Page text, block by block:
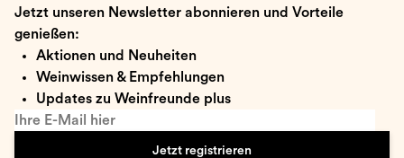
Jetzt unseren Newsletter abonnieren und Vorteile
genießen:
Aktionen und Neuheiten
Weinwissen & Empfehlungen
Updates zu Weinfreunde plus
Ihre E-Mail hier
Jetzt registrieren